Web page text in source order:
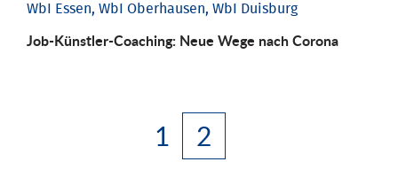
WbI Essen, WbI Oberhausen, WbI Duisburg
Job-Künstler-Coaching: Neue Wege nach Corona
1 2